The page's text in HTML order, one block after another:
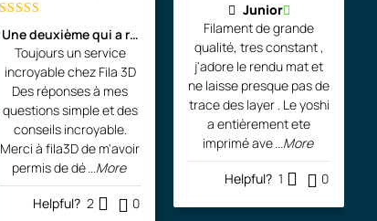
Rated
out
of 5
Une deuxième qui a rejoint l'atelier de l'artiste!
Toujours un service
incroyable chez Fila 3D
Des réponses à mes
questions simple et des
conseils incroyable.
Merci à fila3D de m'avoir
permis de dé...More
Helpful? 2 0
Junior
Filament de grande
qualité, tres constant ,
j'adore le rendu mat et
ne laisse presque pas de
trace des layer . Le yoshi
a entièrement ete
imprimé ave...More
Helpful? 1 0